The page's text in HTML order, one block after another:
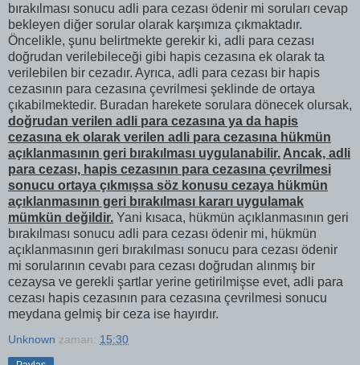
bırakılması sonucu adli para cezası ödenir mi soruları cevap
bekleyen diğer sorular olarak karşımıza çıkmaktadır.
Öncelikle, şunu belirtmekte gerekir ki, adli para cezası
doğrudan verilebileceği gibi hapis cezasına ek olarak ta
verilebilen bir cezadır. Ayrıca, adli para cezası bir hapis
cezasının para cezasına çevrilmesi şeklinde de ortaya
çıkabilmektedir. Buradan harekete sorulara dönecek olursak,
doğrudan verilen adli para cezasına ya da hapis
cezasına ek olarak verilen adli para cezasına hükmün
açıklanmasının geri bırakılması uygulanabilir. Ancak, adli
para cezası, hapis cezasının para cezasına çevrilmesi
sonucu ortaya çıkmışsa söz konusu cezaya hükmün
açıklanmasının geri bırakılması kararı uygulamak
mümkün değildir. Yani kısaca, hükmün açıklanmasının geri
bırakılması sonucu adli para cezası ödenir mi, hükmün
açıklanmasının geri bırakılması sonucu para cezası ödenir
mi sorularının cevabı para cezası doğrudan alınmış bir
cezaysa ve gerekli şartlar yerine getirilmişse evet, adli para
cezası hapis cezasının para cezasına çevrilmesi sonucu
meydana gelmiş bir ceza ise hayırdır.
Unknown zaman: 15:30